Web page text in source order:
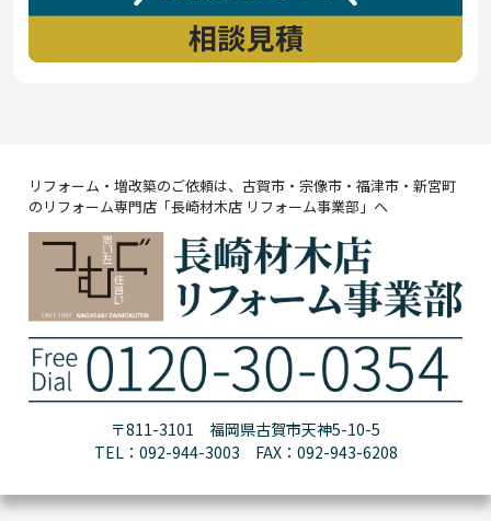
リフォーム・増改築のご依頼は、古賀市・宗像市・福津市・新宮町
のリフォーム専門店「長崎材木店 リフォーム事業部」へ
〒811-3101 福岡県古賀市天神5-10-5
TEL：092-944-3003 FAX：092-943-6208